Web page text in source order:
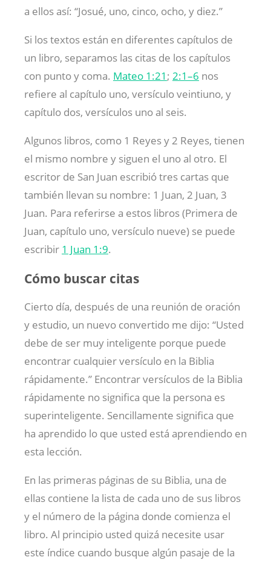
a ellos así: “Josué, uno, cinco, ocho, y diez.”
Si los textos están en diferentes capítulos de
un libro, separamos las citas de los capítulos
con punto y coma. Mateo 1:21 ; 2:1–6 nos
refiere al capítulo uno, versículo veintiuno, y
capítulo dos, versículos uno al seis.
Algunos libros, como 1 Reyes y 2 Reyes, tienen
el mismo nombre y siguen el uno al otro. El
escritor de San Juan escribió tres cartas que
también llevan su nombre: 1 Juan, 2 Juan, 3
Juan. Para referirse a estos libros (Primera de
Juan, capítulo uno, versículo nueve) se puede
escribir 1 Juan 1:9.
Cómo buscar citas
Cierto día, después de una reunión de oración
y estudio, un nuevo convertido me dijo: “Usted
debe de ser muy inteligente porque puede
encontrar cualquier versículo en la Biblia
rápidamente.” Encontrar versículos de la Biblia
rápidamente no significa que la persona es
superinteligente. Sencillamente significa que
ha aprendido lo que usted está aprendiendo en
esta lección.
En las primeras páginas de su Biblia, una de
ellas contiene la lista de cada uno de sus libros
y el número de la página donde comienza el
libro. Al principio usted quizá necesite usar
este índice cuando busque algún pasaje de la